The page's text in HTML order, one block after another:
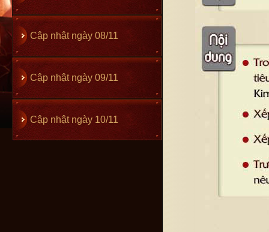
Cập nhật ngày 08/11
Cập nhật ngày 09/11
Cập nhật ngày 10/11